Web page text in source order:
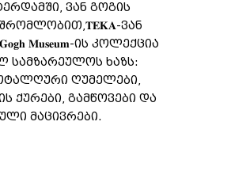
ვან გოგის
ვან
𝐌𝐮𝐬𝐞𝐮𝐦-ის კოლექცია
სამზარეულოს ხაზს:
ღუმელები,
ქურები, გამწოვები და
მაცივრები.